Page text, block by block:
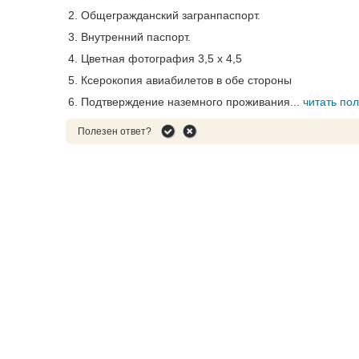
2. Общегражданский загранпаспорт.
3. Внутренний паспорт.
4. Цветная фотография 3,5 х 4,5
5. Ксерокопия авиабилетов в обе стороны
6. Подтверждение наземного проживания... читать
Полезен ответ?